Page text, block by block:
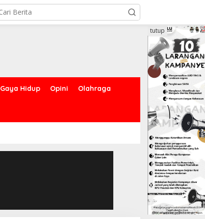
Gaya Hidup Opini Olahraga
tutup